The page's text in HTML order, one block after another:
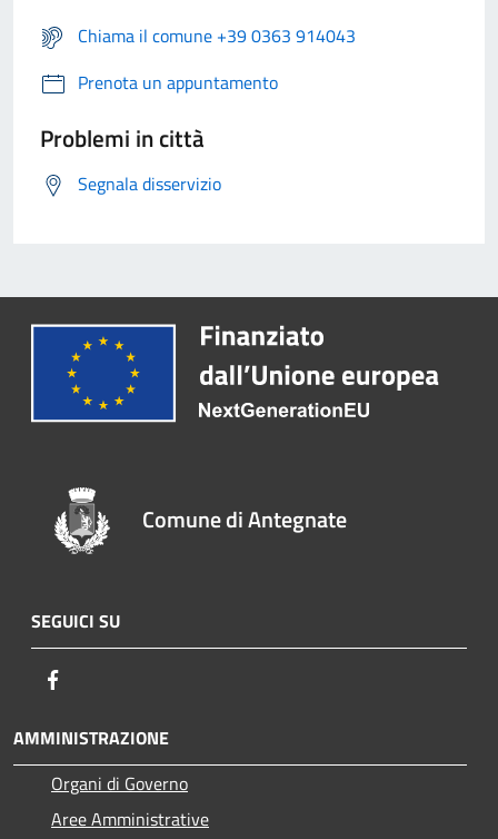
Chiama il comune +39 0363 914043
Prenota un appuntamento
Problemi in città
Segnala disservizio
Comune di Antegnate
SEGUICI SU
AMMINISTRAZIONE
Organi di Governo
Aree Amministrative